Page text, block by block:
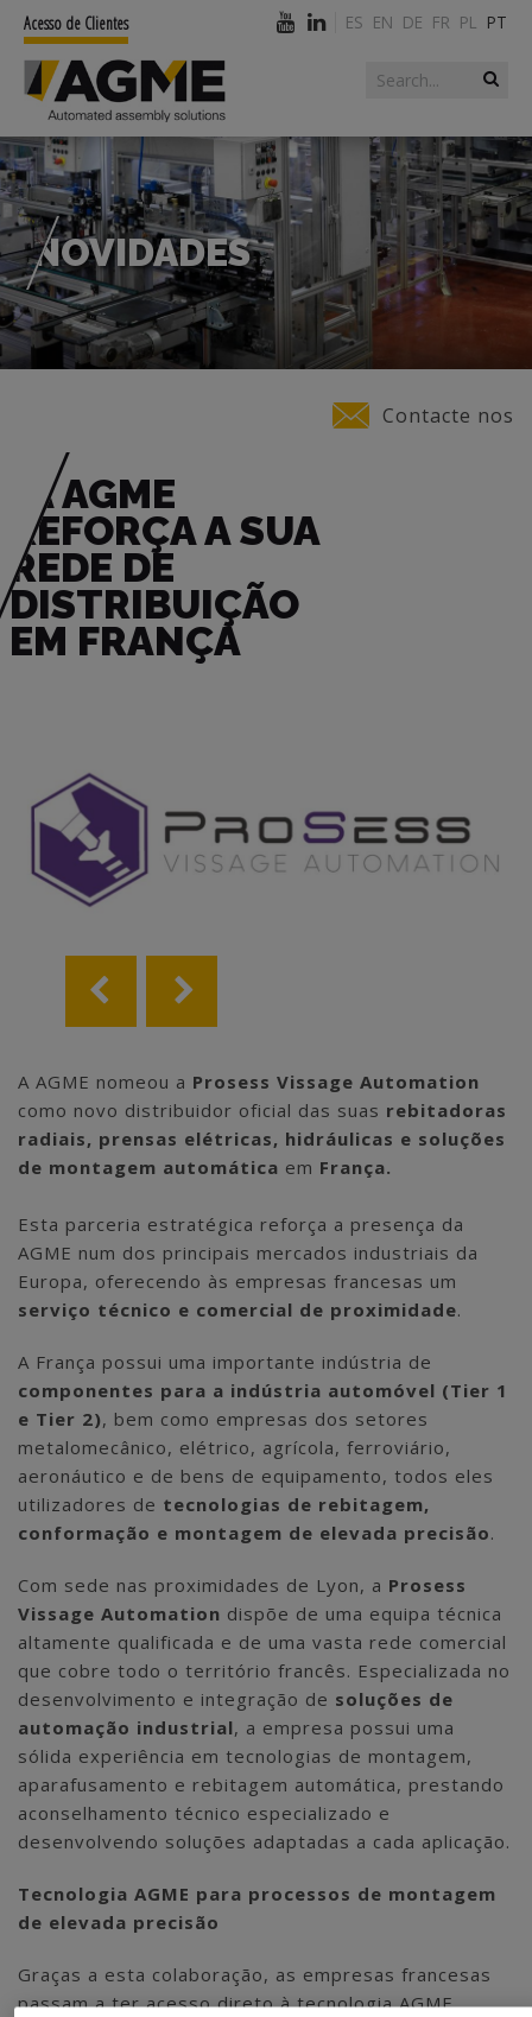
Search form
Search
Acesso de Clientes ES EN DE FR PL PT
NOVIDADES
Contacte nos
A AGME
REFORÇA A SUA
REDE DE
DISTRIBUIÇÃO
EM FRANÇA
A AGME nomeou a Prosess Vissage Automation
como novo distribuidor oficial das suas rebitadoras
radiais, prensas elétricas, hidráulicas e soluções
de montagem automática em França.
Esta parceria estratégica reforça a presença da
AGME num dos principais mercados industriais da
Europa, oferecendo às empresas francesas um
serviço técnico e comercial de proximidade.
A França possui uma importante indústria de
componentes para a indústria automóvel (Tier 1
e Tier 2), bem como empresas dos setores
metalomecânico, elétrico, agrícola, ferroviário,
aeronáutico e de bens de equipamento, todos eles
utilizadores de tecnologias de rebitagem,
conformação e montagem de elevada precisão.
Com sede nas proximidades de Lyon, a Prosess
Vissage Automation dispõe de uma equipa técnica
altamente qualificada e de uma vasta rede comercial
que cobre todo o território francês. Especializada no
desenvolvimento e integração de soluções de
automação industrial, a empresa possui uma
sólida experiência em tecnologias de montagem,
aparafusamento e rebitagem automática, prestando
aconselhamento técnico especializado e
desenvolvendo soluções adaptadas a cada aplicação.
Tecnologia AGME para processos de montagem
de elevada precisão
Graças a esta colaboração, as empresas francesas
passam a ter acesso direto à tecnologia AGME,